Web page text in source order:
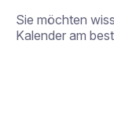
Sie möchten
Kalender am